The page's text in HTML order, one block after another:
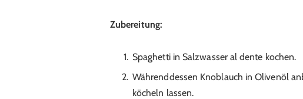
Zubereitung:
Spaghetti in Salzwasser al dente kochen.
Währenddessen Knoblauch in Olivenöl
köcheln lassen.